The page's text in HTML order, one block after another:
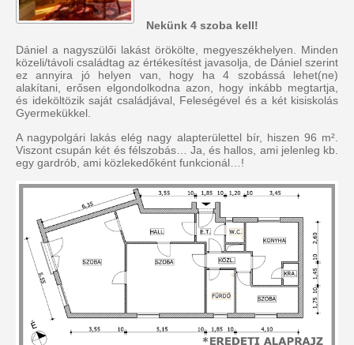
Nekünk 4 szoba kell!
Dániel a nagyszülői lakást örökölte, megyeszékhelyen. Minden
közeli/távoli családtag az értékesítést javasolja, de Dániel szerint
ez annyira jó helyen van, hogy ha 4 szobássá lehet(ne)
alakítani, erősen elgondolkodna azon, hogy inkább megtartja,
és ideköltözik saját családjával, Feleségével és a két kisiskolás
Gyermekükkel.
A nagypolgári lakás elég nagy alapterülettel bír, hiszen 96 m².
Viszont csupán két és félszobás… Ja, és hallos, ami jelenleg kb.
egy gardrób, ami közlekedőként funkcionál…!